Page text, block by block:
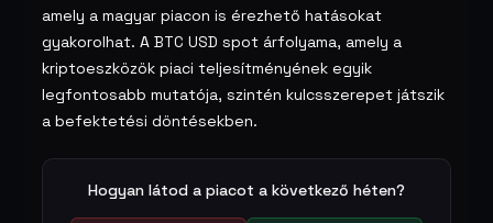
amely a magyar piacon is érezhető hatásokat
gyakorolhat. A BTC USD spot árfolyama, amely a
kriptoeszközök piaci teljesítményének egyik
legfontosabb mutatója, szintén kulcsszerepet játszik
a befektetési döntésekben.
Hogyan látod a piacot a következő héten?